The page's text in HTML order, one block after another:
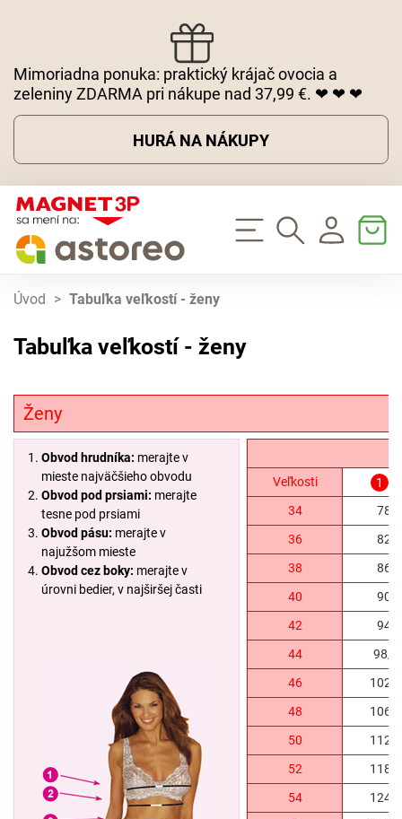
Mimoriadna ponuka: praktický krájač ovocia a
zeleniny ZDARMA pri nákupe nad 37,99 €. ❤ ❤ ❤
HURÁ NA NÁKUPY
Úvod > Tabuľka veľkostí - ženy
Tabuľka veľkostí - ženy
Ženy
Obvod hrudníka: merajte v
mieste najväčšieho obvodu
Obvod pod prsiami: merajte
tesne pod prsiami
Obvod pásu: merajte v
najužšom mieste
Obvod cez boky: merajte v
úrovni bedier, v najširšej časti
Veľkosti 1
34
78/
36
82/
38
86/
40
90/
42
94/
44
98/
46
102/
48
106/
50
112/
52
118/
54
124/